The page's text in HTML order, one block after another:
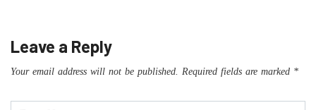
Leave a Reply
Your email address will not be published. Required fields are marked *